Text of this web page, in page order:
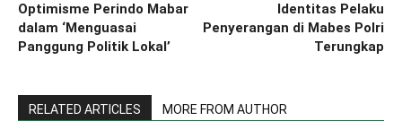
Optimisme Perindo Mabar
dalam ‘Menguasai
Panggung Politik Lokal’
Identitas Pelaku
Penyerangan di Mabes Polri
Terungkap
RELATED ARTICLES MORE FROM AUTHOR